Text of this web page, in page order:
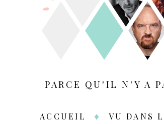
PARCE QU'IL N'Y A
ACCUEIL VU DANS